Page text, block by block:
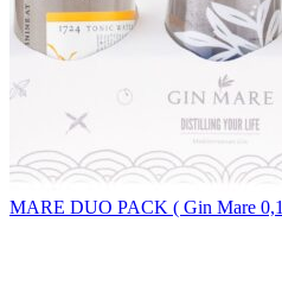
MARE DUO PACK ( Gin Mare